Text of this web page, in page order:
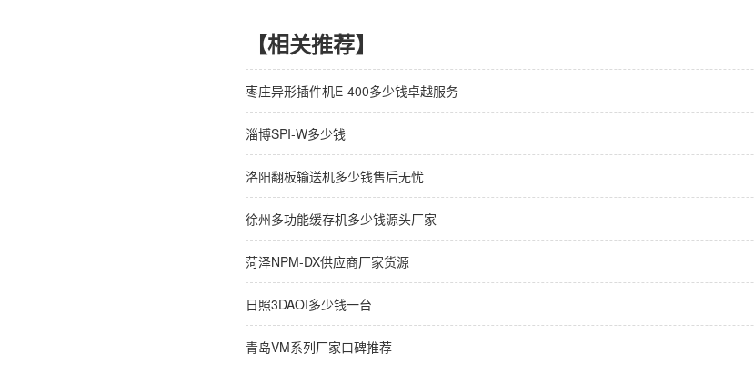
【相关推荐】
枣庄异形插件机E-400多少钱卓越服务
淄博SPI-W多少钱
洛阳翻板输送机多少钱售后无忧
徐州多功能缓存机多少钱源头厂家
菏泽NPM-DX供应商厂家货源
日照3DAOI多少钱一台
青岛VM系列厂家口碑推荐